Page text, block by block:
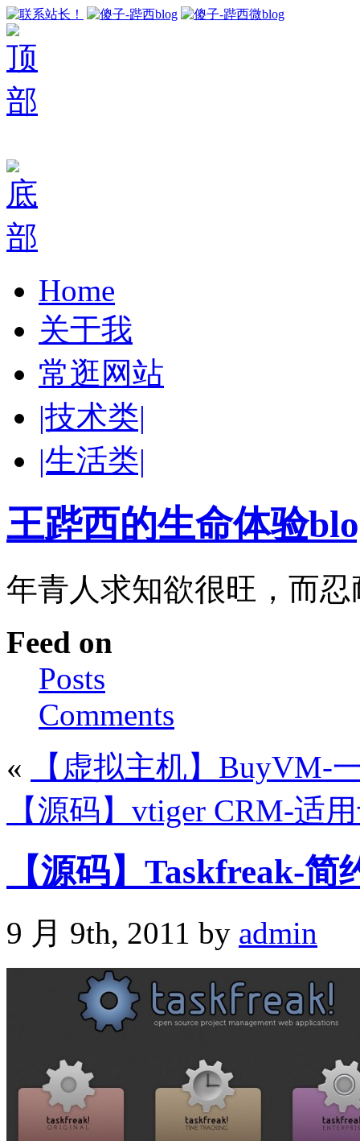
Home
关于我
常逛网站
|技术类|
|生活类|
王跸西的生命体验
年青人求知欲很旺，而
Feed on
Posts
Comments
«
【虚拟主机】BuyVM-
【源码】vtiger CRM-适
【源码】Taskfreak-
9 月 9th, 2011 by admin